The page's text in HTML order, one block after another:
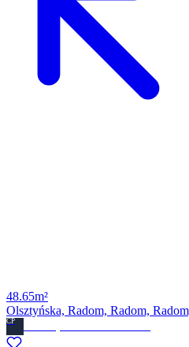
48.65m²
Olsztyńska, Radom, Radom,
CP